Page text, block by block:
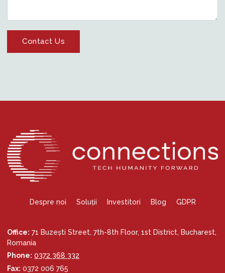
Despre noi Soluții Investitori Blog GDPR
Office: 71 Buzești Street, 7th-8th Floor, 1st District, Bucharest,
Romania
Phone: 0372 368 332
Fax: 0372 006 765